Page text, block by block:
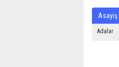
Asayiş
Adalar